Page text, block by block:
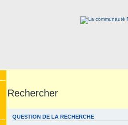
Rechercher
QUESTION DE LA RECHERCHE